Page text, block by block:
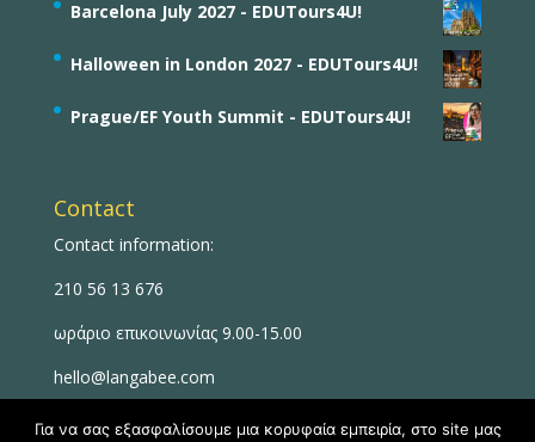
Barcelona July 2027 - EDUTours4U!
Halloween in London 2027 - EDUTours4U!
Prague/EF Youth Summit - EDUTours4U!
Contact
Contact information:
210 56 13 676
ωράριο επικοινωνίας 9.00-15.00
hello@langabee.com
Για να σας εξασφαλίσουμε μια κορυφαία εμπειρία, στο site μας